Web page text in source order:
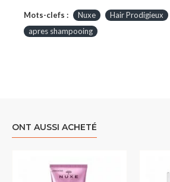
Mots-clefs : Nuxe Hair Prodigieux
apres shampooing
ONT AUSSI ACHETÉ